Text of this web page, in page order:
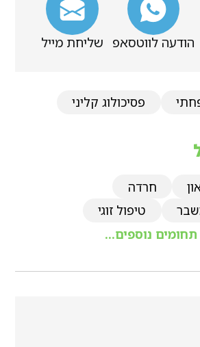
הודעה לווטסאפ שליחת מייל
פסיכולוג קליני
חרדה
טיפול זוגי
תחומים נוספים...